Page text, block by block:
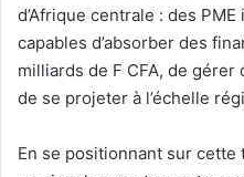
d’Afrique centrale : des
capables d’absorber des
milliards de F CFA, de
de se projeter à l’échelle
En se positionnant sur